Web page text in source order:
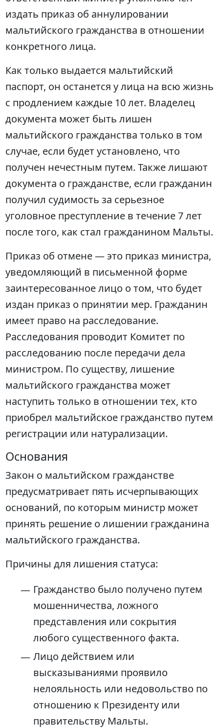
издать приказ об аннулировании
мальтийского гражданства в отношении
конкретного лица.
Как только выдается мальтийский
паспорт, он останется у лица на всю жизнь
с продлением каждые 10 лет. Владелец
документа может быть лишен
мальтийского гражданства только в том
случае, если будет установлено, что
получен нечестным путем. Также лишают
документа о гражданстве, если гражданин
получил судимость за серьезное
уголовное преступление в течение 7 лет
после того, как стал гражданином Мальты.
Приказ об отмене — это приказ министра,
уведомляющий в письменной форме
заинтересованное лицо о том, что будет
издан приказ о принятии мер. Гражданин
имеет право на расследование.
Расследования проводит Комитет по
расследованию после передачи дела
министром. По существу, лишение
мальтийского гражданства может
наступить только в отношении тех, кто
приобрел мальтийское гражданство путем
регистрации или натурализации.
Основания
Закон о мальтийском гражданстве
предусматривает пять исчерпывающих
оснований, по которым министр может
принять решение о лишении гражданина
мальтийского гражданства.
Причины для лишения статуса:
Гражданство было получено путем
мошенничества, ложного
представления или сокрытия
любого существенного факта.
Лицо действием или
высказываниями проявило
нелояльность или недовольство по
отношению к Президенту или
правительству Мальты.